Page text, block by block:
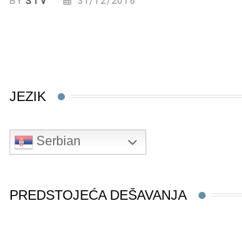
JEZIK
Serbian
PREDSTOJEĆA DEŠAVANJA